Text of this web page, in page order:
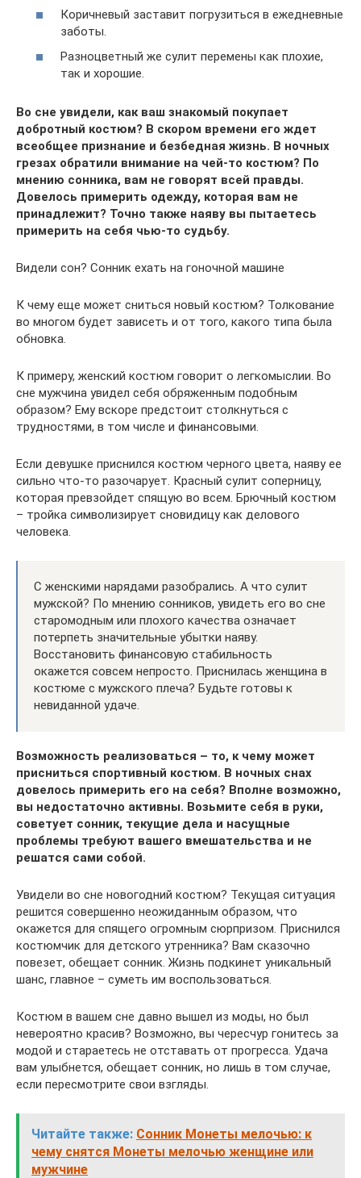
Коричневый заставит погрузиться в ежедневные
заботы.
Разноцветный же сулит перемены как плохие,
так и хорошие.
Во сне увидели, как ваш знакомый покупает
добротный костюм? В скором времени его ждет
всеобщее признание и безбедная жизнь. В ночных
грезах обратили внимание на чей-то костюм? По
мнению сонника, вам не говорят всей правды.
Довелось примерить одежду, которая вам не
принадлежит? Точно также наяву вы пытаетесь
примерить на себя чью-то судьбу.
Видели сон? Сонник ехать на гоночной машине
К чему еще может сниться новый костюм? Толкование
во многом будет зависеть и от того, какого типа была
обновка.
К примеру, женский костюм говорит о легкомыслии. Во
сне мужчина увидел себя обряженным подобным
образом? Ему вскоре предстоит столкнуться с
трудностями, в том числе и финансовыми.
Если девушке приснился костюм черного цвета, наяву ее
сильно что-то разочарует. Красный сулит соперницу,
которая превзойдет спящую во всем. Брючный костюм
– тройка символизирует сновидицу как делового
человека.
С женскими нарядами разобрались. А что сулит
мужской? По мнению сонников, увидеть его во сне
старомодным или плохого качества означает
потерпеть значительные убытки наяву.
Восстановить финансовую стабильность
окажется совсем непросто. Приснилась женщина в
костюме с мужского плеча? Будьте готовы к
невиданной удаче.
Возможность реализоваться – то, к чему может
присниться спортивный костюм. В ночных снах
довелось примерить его на себя? Вполне возможно,
вы недостаточно активны. Возьмите себя в руки,
советует сонник, текущие дела и насущные
проблемы требуют вашего вмешательства и не
решатся сами собой.
Увидели во сне новогодний костюм? Текущая ситуация
решится совершенно неожиданным образом, что
окажется для спящего огромным сюрпризом. Приснился
костюмчик для детского утренника? Вам сказочно
повезет, обещает сонник. Жизнь подкинет уникальный
шанс, главное – суметь им воспользоваться.
Костюм в вашем сне давно вышел из моды, но был
невероятно красив? Возможно, вы чересчур гонитесь за
модой и стараетесь не отставать от прогресса. Удача
вам улыбнется, обещает сонник, но лишь в том случае,
если пересмотрите свои взгляды.
Читайте также: Сонник Монеты мелочью: к
чему снятся Монеты мелочью женщине или
мужчине